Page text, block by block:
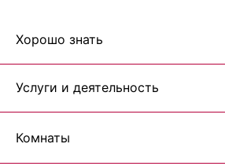
Хорошо знать
Услуги и деятельность
Комнаты